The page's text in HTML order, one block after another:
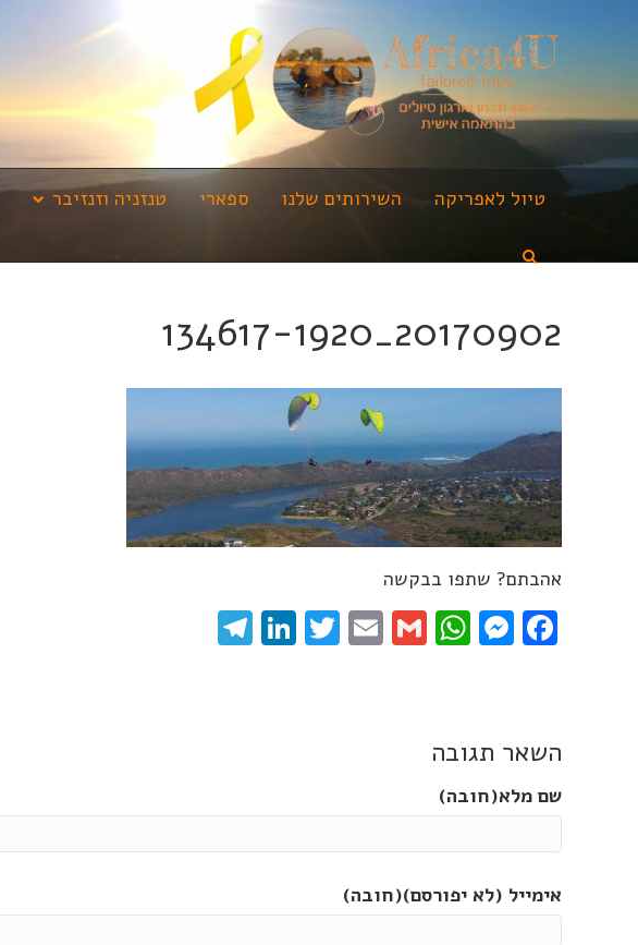
טיול לאפריקה השירותים שלנו ספארי טנזניה וזנזיבר
20170902_134617-1920
אהבתם? שתפו בבקשה
Facebook
Messenger
WhatsApp
Gmail
Email
Twitter
LinkedIn
השאר תגובה
שם מלא(חובה)
אימייל (לא יפורסם)(חובה)